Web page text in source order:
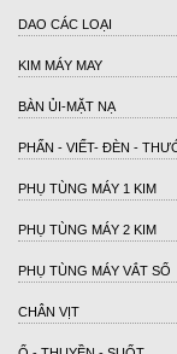
DAO CÁC LOẠI
KIM MÁY MAY
BÀN ỦI-MẶT NẠ
PHẤN - VIẾT- ĐÈN -
PHỤ TÙNG MÁY 1 KIM
PHỤ TÙNG MÁY 2 KIM
PHỤ TÙNG MÁY VẮT SỔ
CHÂN VỊT